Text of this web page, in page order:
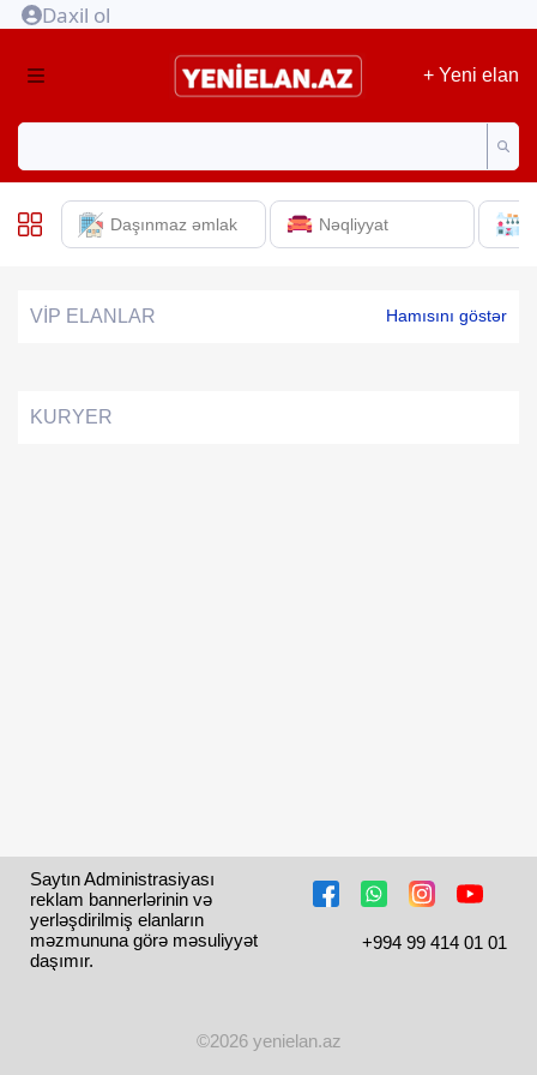
Daxil ol
+ Yeni elan
Daşınmaz əmlak Nəqliyyat
VİP ELANLAR Hamısını göstər
KURYER
Saytın Administrasiyası
reklam bannerlərinin və
yerləşdirilmiş elanların
məzmununa görə məsuliyyət
daşımır.
+994 99 414 01 01
©2026 yenielan.az